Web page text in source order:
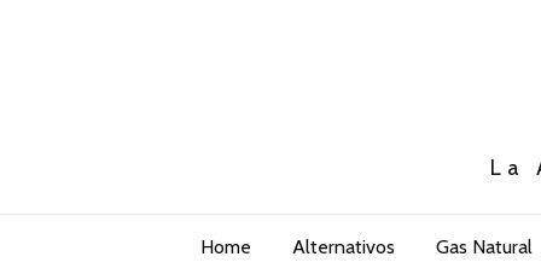
La
Home Alternativos Gas Natural